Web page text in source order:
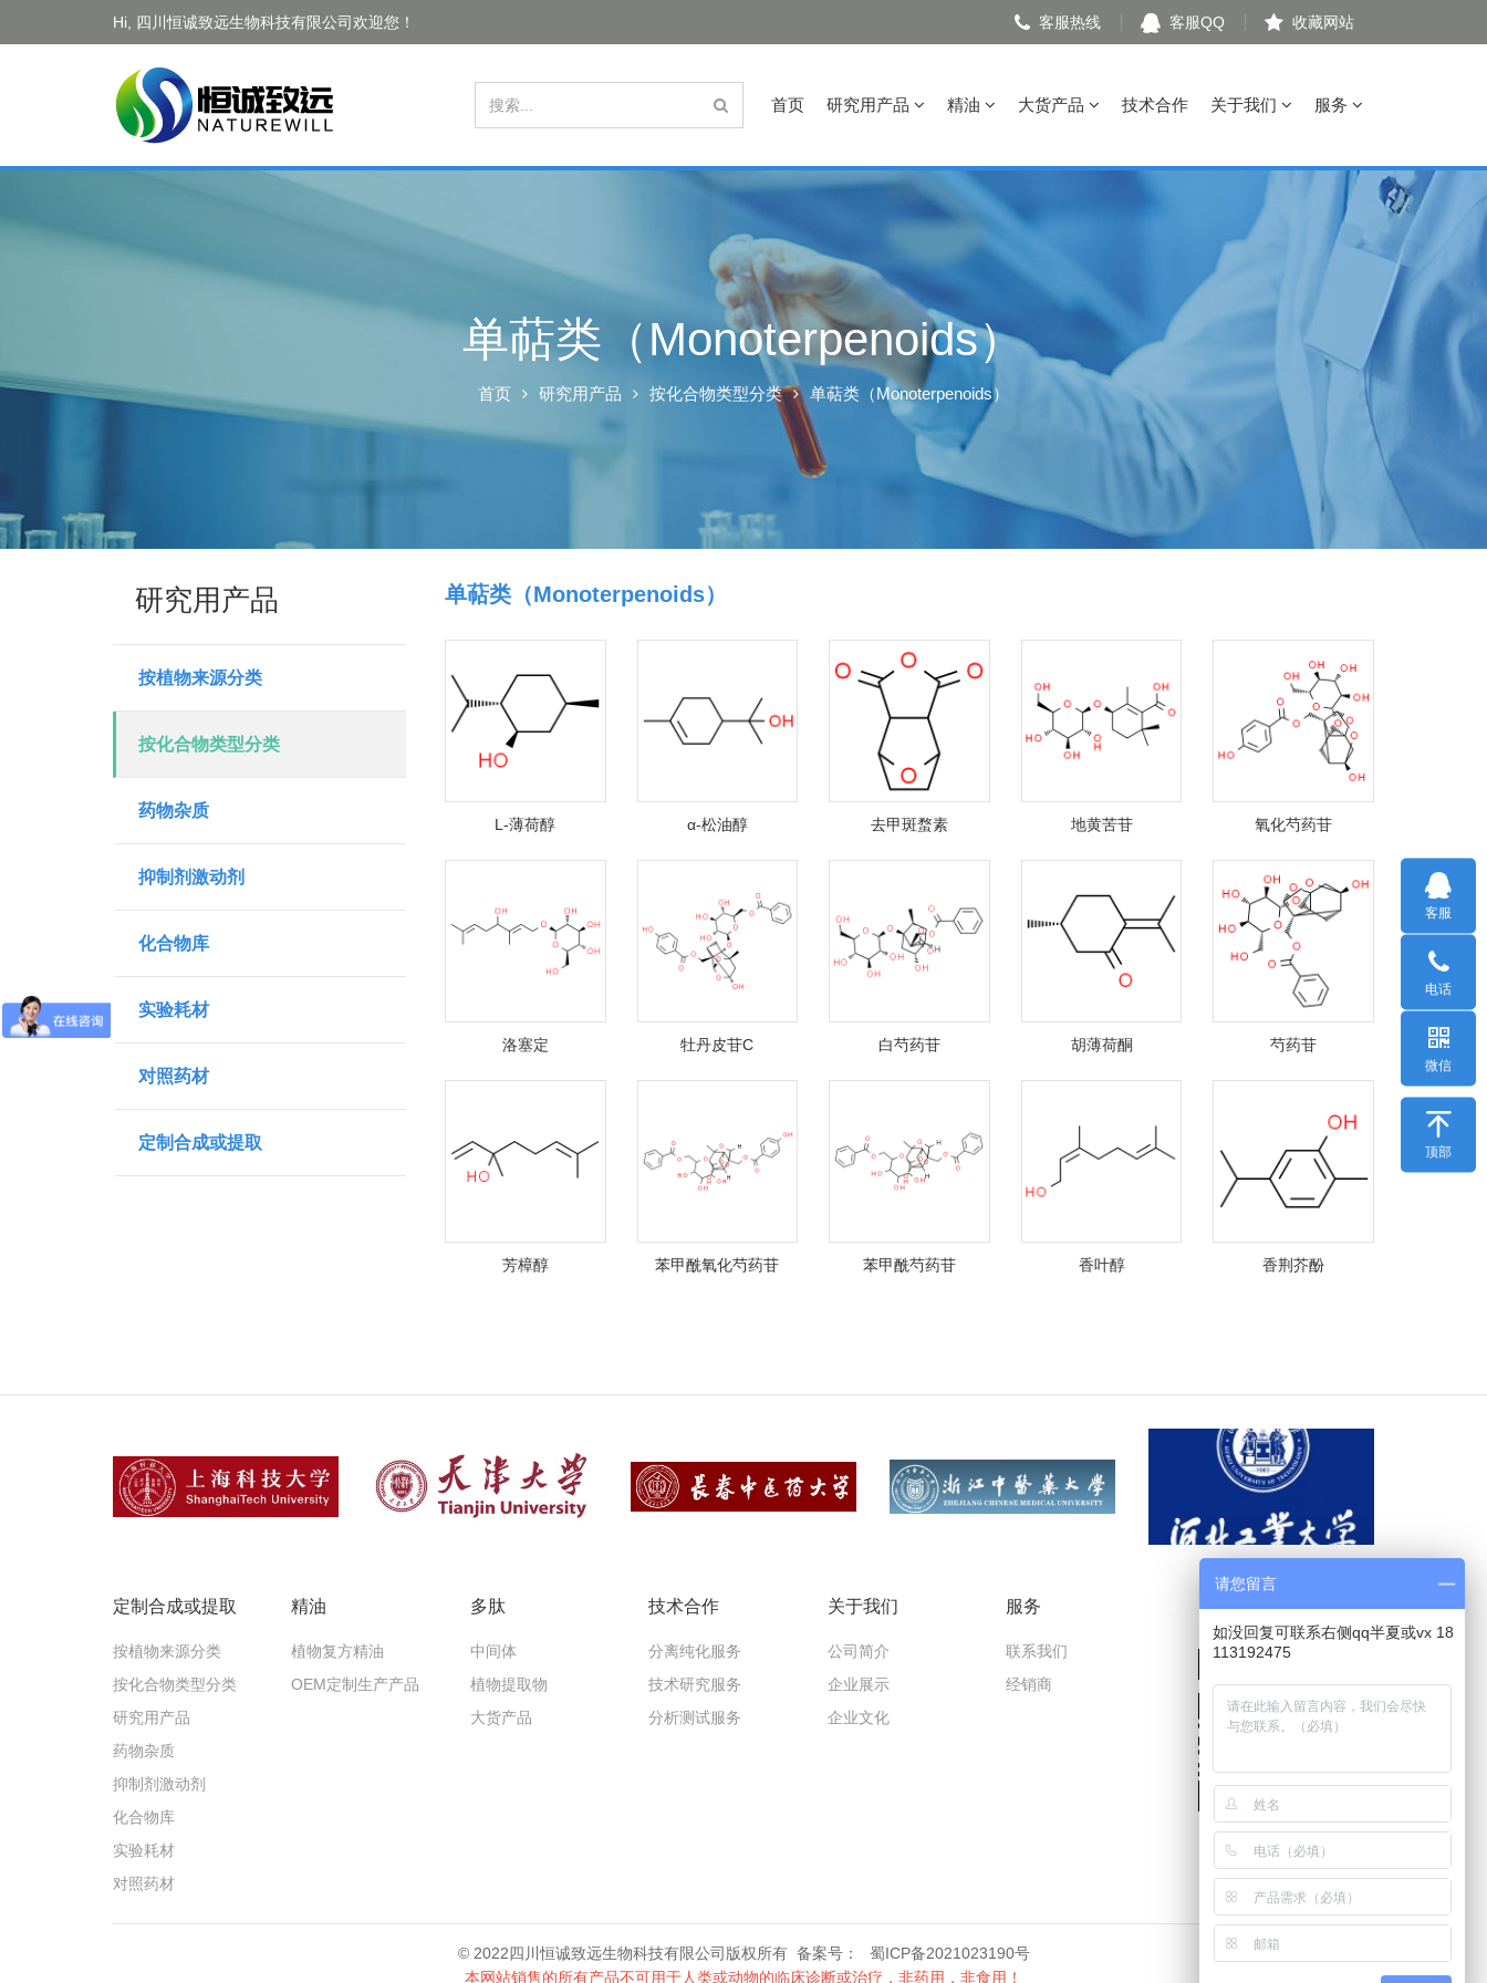
Hi, 四川恒诚致远生物科技有限公司欢迎您！ 客服热线 客服QQ 收藏网站
首页 研究用产品 精油 大货产品 技术合作 关于我们 服务
单萜类（Monoterpenoids）
首页 研究用产品 按化合物类型分类 单萜类（Monoterpenoids）
研究用产品
按植物来源分类
按化合物类型分类
药物杂质
抑制剂激动剂
化合物库
实验耗材
对照药材
定制合成或提取
单萜类（Monoterpenoids）
L-薄荷醇 α-松油醇 去甲斑蝥素 地黄苦苷 氧化芍药苷
洛塞定 牡丹皮苷C 白芍药苷 胡薄荷酮 芍药苷
芳樟醇 苯甲酰氧化芍药苷 苯甲酰芍药苷 香叶醇 香荆芥酚
定制合成或提取
按植物来源分类
按化合物类型分类
研究用产品
药物杂质
抑制剂激动剂
化合物库
实验耗材
对照药材
精油
植物复方精油
OEM定制生产产品
多肽
中间体
植物提取物
大货产品
技术合作
分离纯化服务
技术研究服务
分析测试服务
关于我们
公司简介
企业展示
企业文化
服务
联系我们
经销商
微信公众号
© 2022四川恒诚致远生物科技有限公司版权所有 备案号：
蜀ICP备2021023190号
本网站销售的所有产品不可用于人类或动物的临床诊断或治疗，非药用，非食用！
客服
电话
微信

顶部
请您留言
如没回复可联系右侧qq半夏或vx 18
113192475